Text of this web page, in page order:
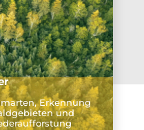
Erkennung
und